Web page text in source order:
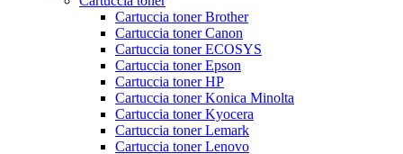
Cartuccia toner Brother
Cartuccia toner Canon
Cartuccia toner ECOSYS
Cartuccia toner Epson
Cartuccia toner HP
Cartuccia toner Konica Minolta
Cartuccia toner Kyocera
Cartuccia toner Lemark
Cartuccia toner Lenovo